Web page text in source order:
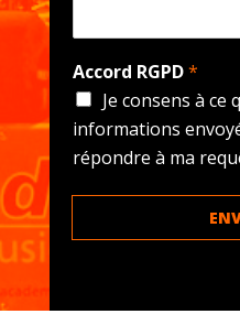
Accord RGPD*
Je consens à ce
informations
répondre à ma